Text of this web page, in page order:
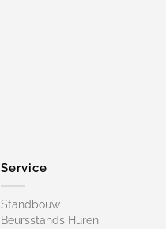
Service
Standbouw
Beursstands Huren